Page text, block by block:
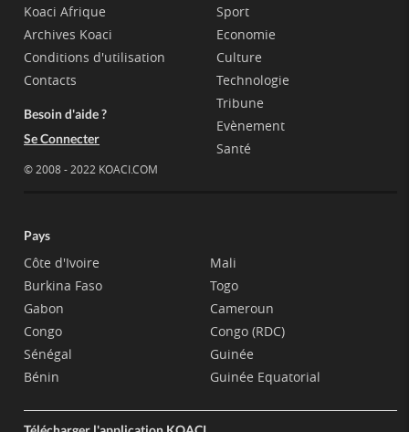
Koaci Afrique
Archives Koaci
Conditions d'utilisation
Contacts
Besoin d'aide ?
Se Connecter
© 2008 - 2022 KOACI.COM
Sport
Economie
Culture
Technologie
Tribune
Evènement
Santé
Pays
Côte d'Ivoire
Burkina Faso
Gabon
Congo
Sénégal
Bénin
Mali
Togo
Cameroun
Congo (RDC)
Guinée
Guinée Equatorial